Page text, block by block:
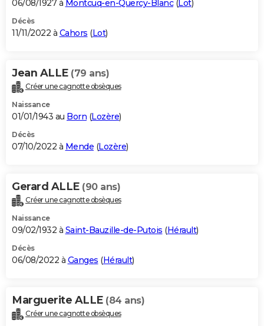
06/08/1927 à Montcuq-en-Quercy-Blanc(Lot)
Décès
11/11/2022 à Cahors (Lot)
Jean ALLE (79 ans)
Créer une cagnotte obsèques
Naissance
01/01/1943 au Born (Lozère)
Décès
07/10/2022 à Mende (Lozère)
Gerard ALLE (90 ans)
Créer une cagnotte obsèques
Naissance
09/02/1932 à Saint-Bauzille-de-Putois (Hérault)
Décès
06/08/2022 à Ganges (Hérault)
Marguerite ALLE (84 ans)
Créer une cagnotte obsèques